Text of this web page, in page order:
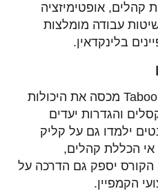
קהלים, אופטימיזציה
עבודה מומלצות
בלינקדאין.
מודול הפרסום Taboola/Outbrain מכסה את היכולות
והגדרות יעדים
ילמדו גם על קליק
אי הכללת קהלים,
הקורס יספק גם הדרכה על
הקמפיין.